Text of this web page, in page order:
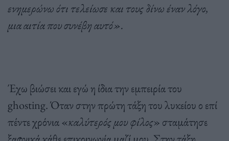
ενημερώνω ότι τελείωσε και τους δίνω έναν λόγο,
μια αιτία που συνέβη αυτό».
Έχω βιώσει και εγώ η ίδια την εμπειρία του
ghosting. Όταν στην πρώτη τάξη του λυκείου ο επί
πέντε χρόνια «καλύτερός μου φίλος» σταμάτησε